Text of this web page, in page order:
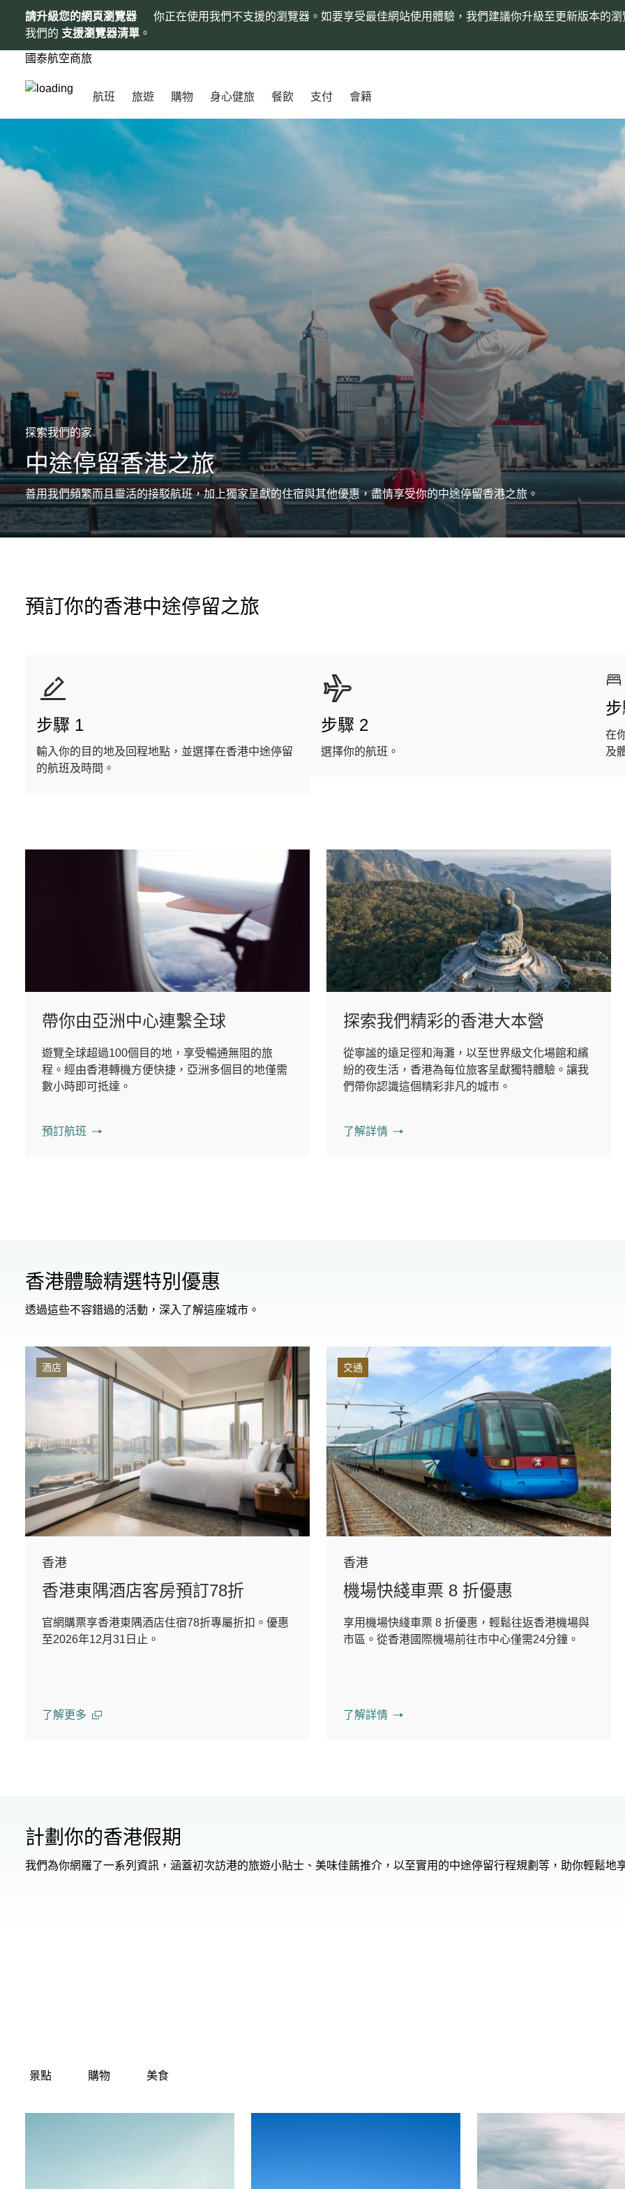
請升級您的網頁瀏覽器
你正在使用我們不支援的瀏覽器。如要享受最佳網站使用體驗，我們建議你升級至更新版本的
我們的 支援瀏覽器清單 。
國泰航空商旅
航班 旅遊 購物 身心健旅 餐飲 支付 會籍
探索我們的家
中途停留香港之旅
善用我們頻繁而且靈活的接駁航班，加上獨家呈獻的住宿與其他優惠，盡情享受你的中途停留香港之旅。
預訂你的香港中途停留之旅
步驟 1
輸入你的目的地及回程地點，並選擇在香港中途停留
的航班及時間。
步驟 2
選擇你的航班。
在
及
帶你由亞洲中心連繫全球
遊覽全球超過100個目的地，享受暢通無阻的旅
程。經由香港轉機方便快捷，亞洲多個目的地僅需
數小時即可抵達。
預訂航班
探索我們精彩的香港大本營
從寧謐的遠足徑和海灘，以至世界級文化場館和繽
紛的夜生活，香港為每位旅客呈獻獨特體驗。讓我
們帶你認識這個精彩非凡的城市。
了解詳情
香港體驗精選特別優惠
透過這些不容錯過的活動，深入了解這座城市。
酒店
香港
香港東隅酒店客房預訂78折
官網購票享香港東隅酒店住宿78折專屬折扣。優惠
至2026年12月31日止。
了解更多
交通
香港
機場快綫車票 8 折優惠
享用機場快綫車票 8 折優惠，輕鬆往返香港機場與
市區。從香港國際機場前往市中心僅需24分鐘。
了解詳情
計劃你的香港假期
我們為你網羅了一系列資訊，涵蓋初次訪港的旅遊小貼士、美味佳餚推介，以至實用的中途停留行程規劃等，助你輕鬆地
景點 購物 美食